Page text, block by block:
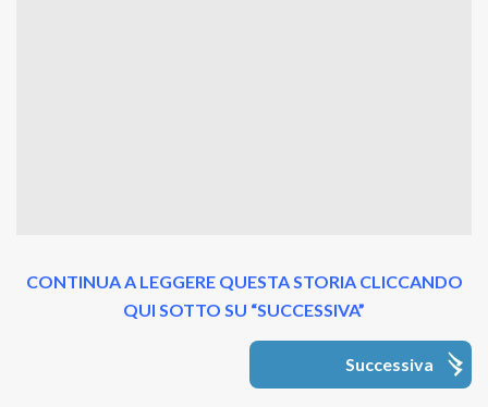
CONTINUA A LEGGERE QUESTA STORIA CLICCANDO
QUI SOTTO SU “SUCCESSIVA”
Successiva